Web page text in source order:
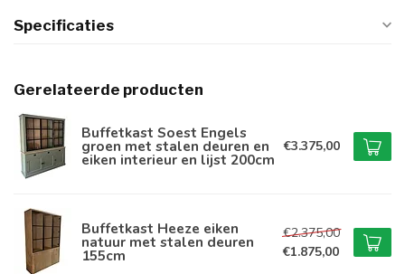
Specificaties
Gerelateerde producten
Buffetkast Soest Engels
groen met stalen deuren en
eiken interieur en lijst 200cm
€3.375,00
Buffetkast Heeze eiken
natuur met stalen deuren
155cm
€2.375,00
€1.875,00